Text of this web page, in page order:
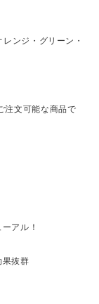
ンジ・グリーン・
注文可能な商品で
アル！
果抜群